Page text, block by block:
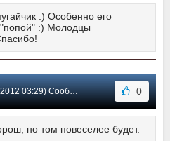
:) Особенно его
:) Молодцы
03:29) Сообщение #10 0
но том повеселее будет.